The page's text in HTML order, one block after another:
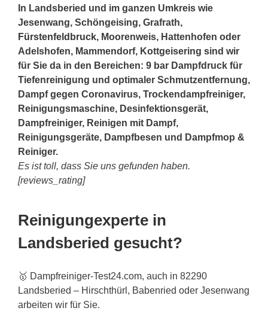
In Landsberied und im ganzen Umkreis wie
Jesenwang, Schöngeising, Grafrath,
Fürstenfeldbruck, Moorenweis, Hattenhofen oder
Adelshofen, Mammendorf, Kottgeisering sind wir
für Sie da in den Bereichen: 9 bar Dampfdruck für
Tiefenreinigung und optimaler Schmutzentfernung,
Dampf gegen Coronavirus, Trockendampfreiniger,
Reinigungsmaschine, Desinfektionsgerät,
Dampfreiniger, Reinigen mit Dampf,
Reinigungsgeräte, Dampfbesen und Dampfmop &
Reiniger.
Es ist toll, dass Sie uns gefunden haben.
[reviews_rating]
Reinigungexperte in
Landsberied gesucht?
🥇 Dampfreiniger-Test24.com, auch in 82290
Landsberied – Hirschthürl, Babenried oder Jesenwang
arbeiten wir für Sie.